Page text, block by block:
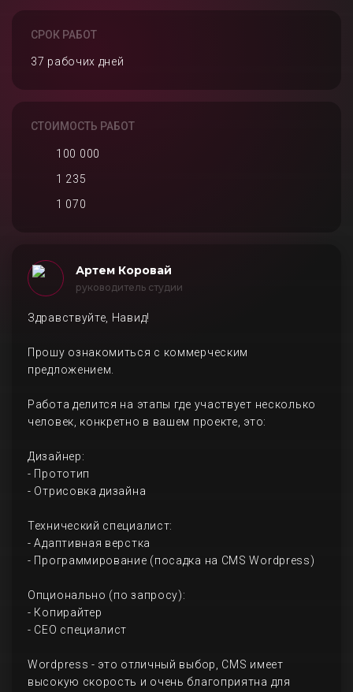
СРОК РАБОТ
37 рабочих дней
СТОИМОСТЬ РАБОТ
100 000
1 235
1 070
Артем Коровай
руководитель студии
Здравствуйте, Навид!
Прошу ознакомиться с коммерческим
предложением.
Работа делится на этапы где участвует несколько
человек, конкретно в вашем проекте, это:
Дизайнер:
- Прототип
- Отрисовка дизайна
Технический специалист:
- Адаптивная верстка
- Программирование (посадка на CMS Wordpress)
Опционально (по запросу):
- Копирайтер
- СЕО специалист
Wordpress - это отличный выбор, CMS имеет
высокую скорость и очень благоприятна для